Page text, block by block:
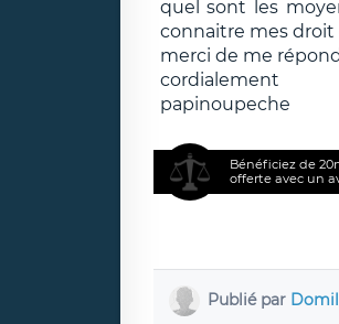
quel sont les
connaitre mes droit
merci de me
cordialement
papinoupeche
Bénéficiez de
offerte avec un
Publié par Domil